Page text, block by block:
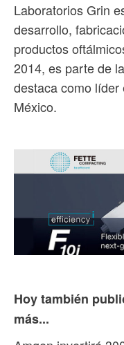
Laboratorios Grin
desarrollo,
productos
2014, es parte de
destaca como líder
México.
Hoy también
más...